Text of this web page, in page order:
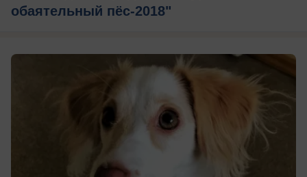
обаятельный пёс-2018"